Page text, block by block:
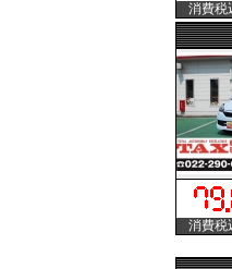
消費税
消費税